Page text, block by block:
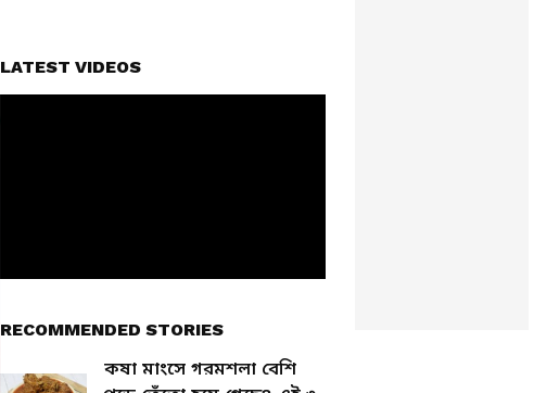
LATEST VIDEOS
RECOMMENDED STORIES
কষা মাংসে গরমশলা বেশি